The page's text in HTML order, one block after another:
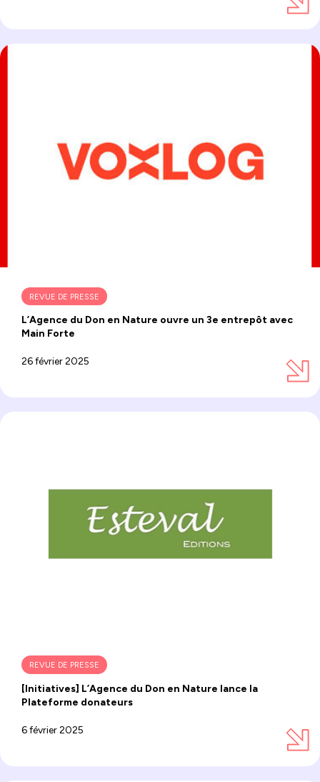
REVUE DE PRESSE
L’Agence du Don en Nature ouvre un 3e entrepôt avec
Main Forte
26 février 2025
REVUE DE PRESSE
[Initiatives] L’Agence du Don en Nature lance la
Plateforme donateurs
6 février 2025